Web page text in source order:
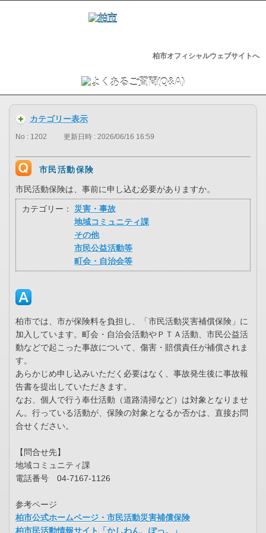
柏市オフィシャルウェブサイトへ
カテゴリー表示
No : 1202 更新日時 : 2026/06/16 16:59
市民活動保険
市民活動保険は、事前に申し込む必要がありますか。
カテゴリー：
災害・事故
地域コミュニティ課
その他
市民公益活動等
町会・自治会等
柏市では、市が保険料を負担し、「市民活動災害補償保険」に
加入しています。町会・自治会活動やＰＴＡ活動、市民公益活
動などで起こった事故について、傷害・賠償責任が補償されま
す。
あらかじめ申し込みいただく必要はなく、事故発生後に事故報
告書を提出していただきます。
なお、個人で行う奉仕活動（道路清掃など）は対象となりませ
ん。行っている活動が、保険の対象となるか否かは、直接お問
合せください。
【問合せ先】
地域コミュニティ課
電話番号 04-7167-1126
参考ページ
柏市公式ホームページ・市民活動災害補償保険
柏市民活動情報サイト「かしわん、ぽっ。」